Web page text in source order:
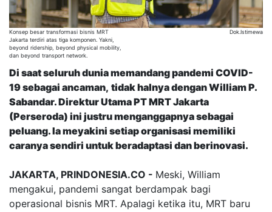
Konsep besar transformasi bisnis MRT
Jakarta terdiri atas tiga komponen. Yakni,
beyond ridership, beyond physical mobility,
dan beyond transport network.
Dok.Istimewa
Di saat seluruh dunia memandang pandemi COVID-
19 sebagai ancaman, tidak halnya dengan William P.
Sabandar. Direktur UtamaPT MRT Jakarta
(Perseroda) ini justru menganggapnya sebagai
peluang. Ia meyakini setiap organisasi memiliki
caranya sendiri untuk beradaptasi dan berinovasi.
JAKARTA, PRINDONESIA.CO - Meski, William
mengakui, pandemi sangat berdampak bagi
operasional bisnis MRT. Apalagi ketika itu, MRT baru